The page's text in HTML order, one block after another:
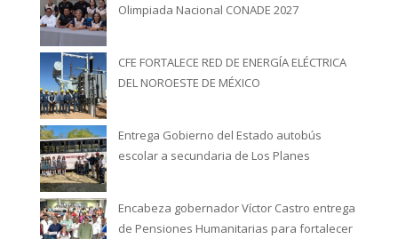
Olimpiada Nacional CONADE 2027
CFE FORTALECE RED DE ENERGÍA ELÉCTRICA
DEL NOROESTE DE MÉXICO
Entrega Gobierno del Estado autobús
escolar a secundaria de Los Planes
Encabeza gobernador Víctor Castro entrega
de Pensiones Humanitarias para fortalecer